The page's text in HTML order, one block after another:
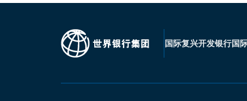
国际复兴开发银行国